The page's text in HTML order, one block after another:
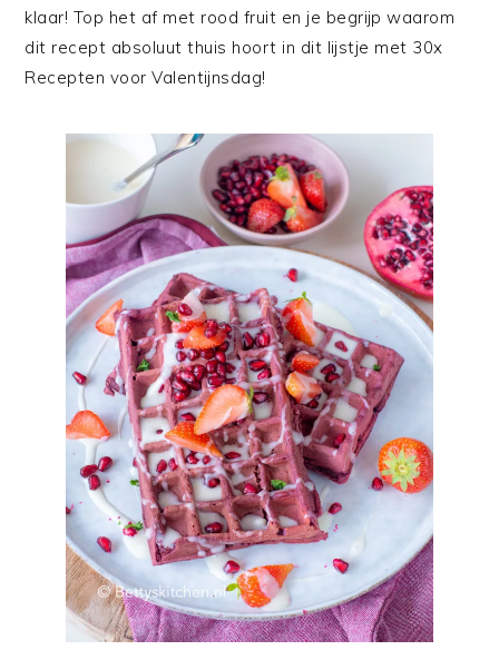
klaar! Top het af met rood fruit en je begrijp waarom
dit recept absoluut thuis hoort in dit lijstje met 30x
Recepten voor Valentijnsdag!